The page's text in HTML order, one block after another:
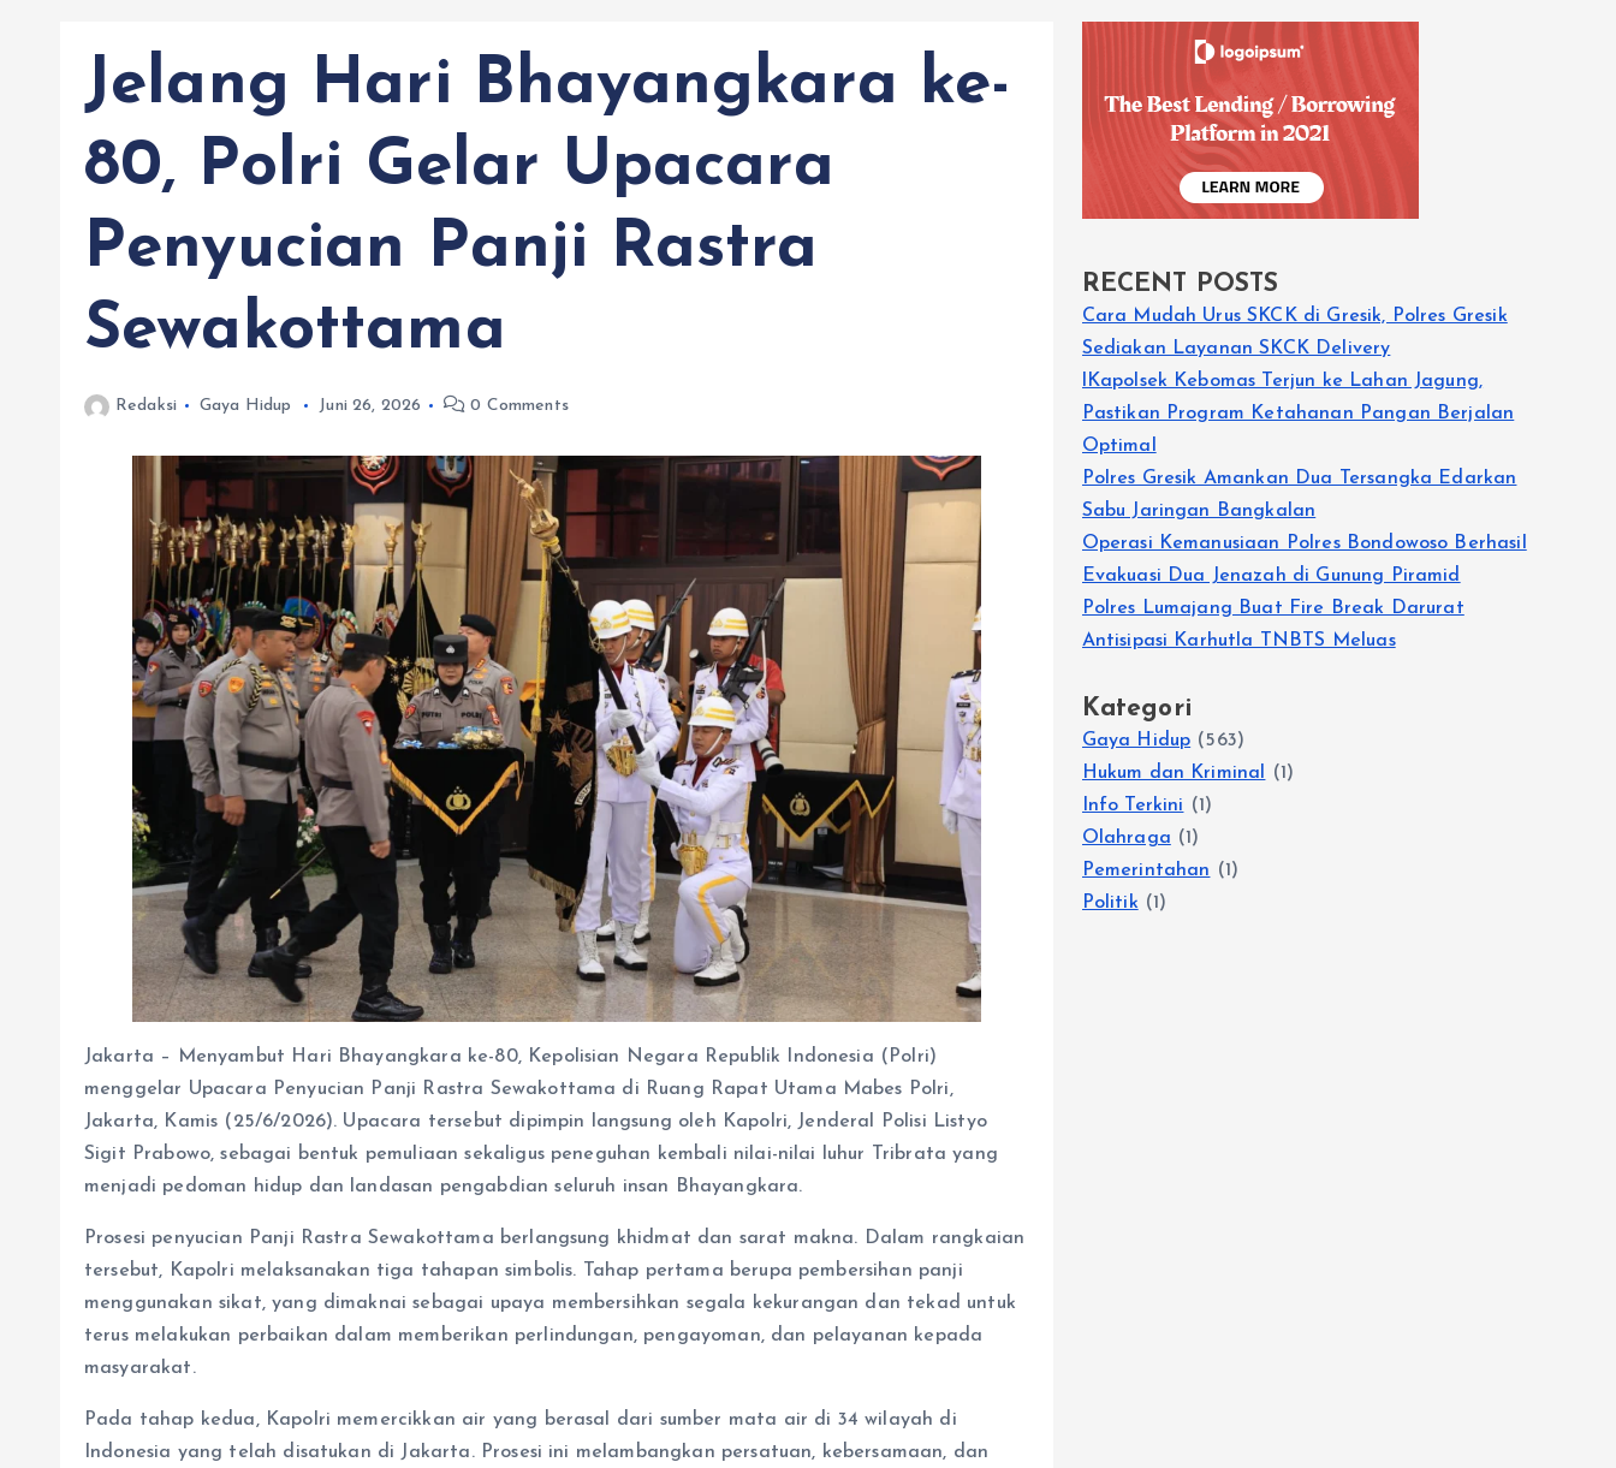
Jelang Hari Bhayangkara ke-
80, Polri Gelar Upacara
Penyucian Panji Rastra
Sewakottama
Redaksi Gaya Hidup Juni 26, 2026 0 Comments
Jakarta – Menyambut Hari Bhayangkara ke-80, Kepolisian Negara Republik Indonesia (Polri)
menggelar Upacara Penyucian Panji Rastra Sewakottama di Ruang Rapat Utama Mabes Polri,
Jakarta, Kamis (25/6/2026). Upacara tersebut dipimpin langsung oleh Kapolri, Jenderal Polisi Listyo
Sigit Prabowo, sebagai bentuk pemuliaan sekaligus peneguhan kembali nilai-nilai luhur Tribrata yang
menjadi pedoman hidup dan landasan pengabdian seluruh insan Bhayangkara.
Prosesi penyucian Panji Rastra Sewakottama berlangsung khidmat dan sarat makna. Dalam rangkaian
tersebut, Kapolri melaksanakan tiga tahapan simbolis. Tahap pertama berupa pembersihan panji
menggunakan sikat, yang dimaknai sebagai upaya membersihkan segala kekurangan dan tekad untuk
terus melakukan perbaikan dalam memberikan perlindungan, pengayoman, dan pelayanan kepada
masyarakat.
Pada tahap kedua, Kapolri memercikkan air yang berasal dari sumber mata air di 34 wilayah di
Indonesia yang telah disatukan di Jakarta. Prosesi ini melambangkan persatuan, kebersamaan, dan
RECENT POSTS
Cara Mudah Urus SKCK di Gresik, Polres Gresik
Sediakan Layanan SKCK Delivery
lKapolsek Kebomas Terjun ke Lahan Jagung,
Pastikan Program Ketahanan Pangan Berjalan
Optimal
Polres Gresik Amankan Dua Tersangka Edarkan
Sabu Jaringan Bangkalan
Operasi Kemanusiaan Polres Bondowoso Berhasil
Evakuasi Dua Jenazah di Gunung Piramid
Polres Lumajang Buat Fire Break Darurat
Antisipasi Karhutla TNBTS Meluas
Kategori
Gaya Hidup (563)
Hukum dan Kriminal
(1)
Info Terkini (1)
Olahraga (1)
Pemerintahan (1)
Politik (1)